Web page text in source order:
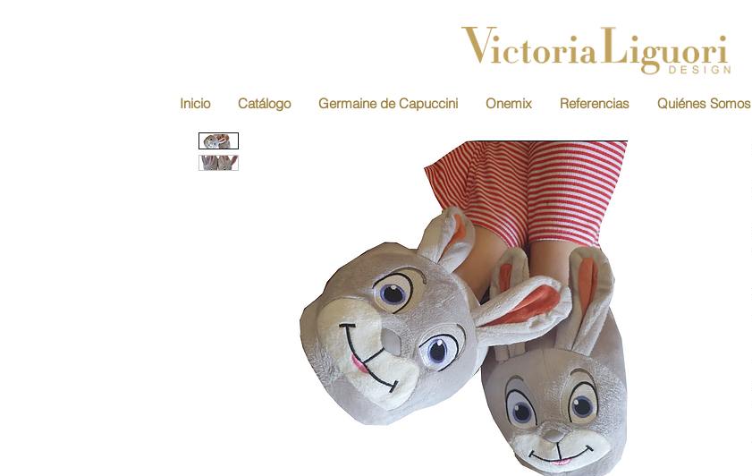
Inicio Catálogo Germaine de Capuccini Onemix Referencias Quiénes Somos